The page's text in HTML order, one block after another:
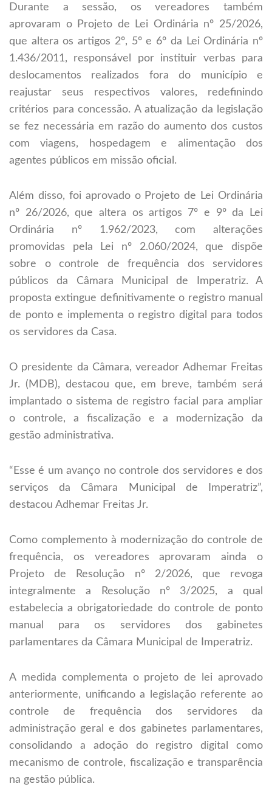
Durante a sessão, os vereadores também
aprovaram o Projeto de Lei Ordinária nº 25/2026,
que altera os artigos 2º, 5º e 6º da Lei Ordinária nº
1.436/2011, responsável por instituir verbas para
deslocamentos realizados fora do município e
reajustar seus respectivos valores, redefinindo
critérios para concessão. A atualização da legislação
se fez necessária em razão do aumento dos custos
com viagens, hospedagem e alimentação dos
agentes públicos em missão oficial.
Além disso, foi aprovado o Projeto de Lei Ordinária
nº 26/2026, que altera os artigos 7º e 9º da Lei
Ordinária nº 1.962/2023, com alterações
promovidas pela Lei nº 2.060/2024, que dispõe
sobre o controle de frequência dos servidores
públicos da Câmara Municipal de Imperatriz. A
proposta extingue definitivamente o registro manual
de ponto e implementa o registro digital para todos
os servidores da Casa.
O presidente da Câmara, vereador Adhemar Freitas
Jr. (MDB), destacou que, em breve, também será
implantado o sistema de registro facial para ampliar
o controle, a fiscalização e a modernização da
gestão administrativa.
“Esse é um avanço no controle dos servidores e dos
serviços da Câmara Municipal de Imperatriz”,
destacou Adhemar Freitas Jr.
Como complemento à modernização do controle de
frequência, os vereadores aprovaram ainda o
Projeto de Resolução nº 2/2026, que revoga
integralmente a Resolução nº 3/2025, a qual
estabelecia a obrigatoriedade do controle de ponto
manual para os servidores dos gabinetes
parlamentares da Câmara Municipal de Imperatriz.
A medida complementa o projeto de lei aprovado
anteriormente, unificando a legislação referente ao
controle de frequência dos servidores da
administração geral e dos gabinetes parlamentares,
consolidando a adoção do registro digital como
mecanismo de controle, fiscalização e transparência
na gestão pública.